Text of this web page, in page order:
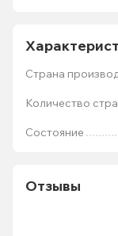
Страна
Количество
Состояние
Отзывы